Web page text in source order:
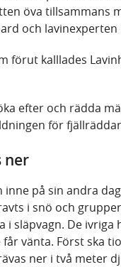
öva tillsammans
och lavinexperten
förut kalllades
efter och rädda
för
ner
på sin andra
i snö och
i släpvagn. De
får vänta. Först ska
ner i två meter